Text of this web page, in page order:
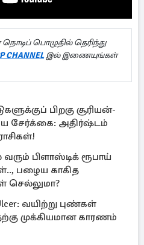
பொழுதில் தெரிந்து
CHANNELஇல் இணையுங்கள்
பிறகு சூரியன்-
சேர்க்கை: அதிர்ஷ்டம்
பிளாஸ்டிக் ரூபாய்
பழைய காகித
செல்லுமா?
வயிற்று புண்கள்
முக்கியமான காரணம்